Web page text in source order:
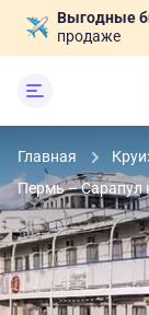
Выгодные
продаже
Главная
Пермь – Сарапул